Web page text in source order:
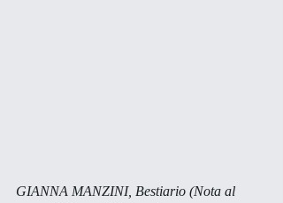
GIANNA MANZINI, Bestiario (Nota al